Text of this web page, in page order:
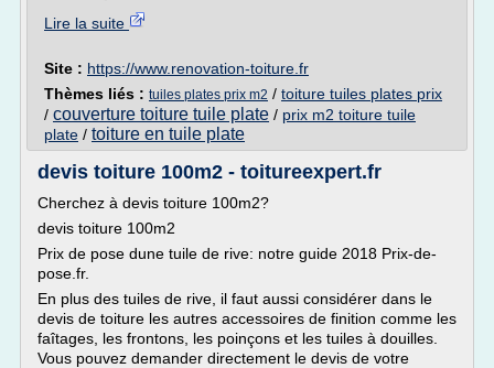
Lire la suite
Site : https://www.renovation-toiture.fr
Thèmes liés : tuiles plates prix m2 / toiture tuiles plates prix
/ couverture toiture tuile plate / prix m2 toiture tuile
plate / toiture en tuile plate
devis toiture 100m2 - toitureexpert.fr
Cherchez à devis toiture 100m2?
devis toiture 100m2
Prix de pose dune tuile de rive: notre guide 2018 Prix-de-
pose.fr.
En plus des tuiles de rive, il faut aussi considérer dans le
devis de toiture les autres accessoires de finition comme les
faîtages, les frontons, les poinçons et les tuiles à douilles.
Vous pouvez demander directement le devis de votre